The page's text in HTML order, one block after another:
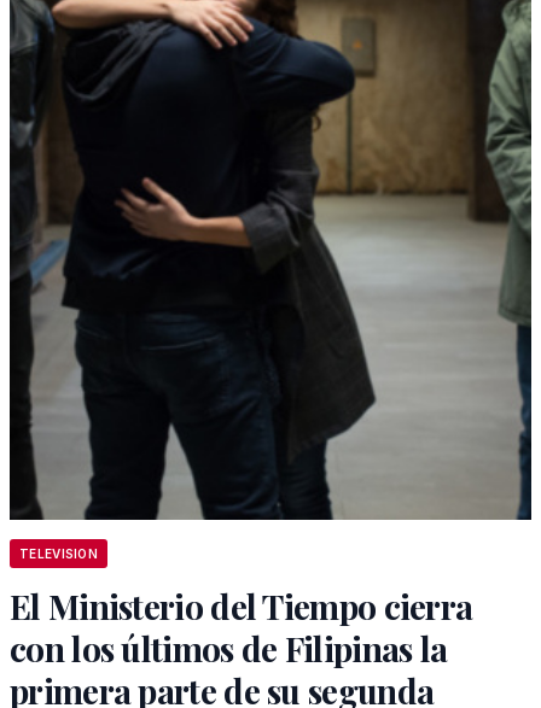
TELEVISION
El Ministerio del Tiempo cierra
con los últimos de Filipinas la
primera parte de su segunda